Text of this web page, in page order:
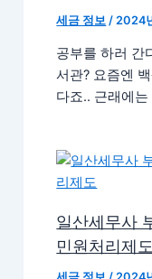
세금 정보 / 2024
공부를 하러 간
서관? 요즘엔
다죠.. 근래에
일산세무사
민원처리제도